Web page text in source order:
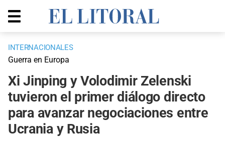
INTERNACIONALES
Guerra en Europa
Xi Jinping y Volodimir Zelenski
tuvieron el primer diálogo directo
para avanzar negociaciones entre
Ucrania y Rusia